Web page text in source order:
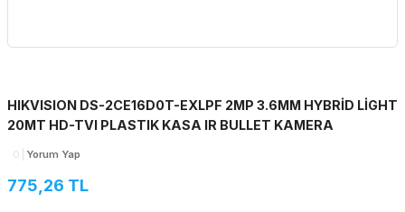
HIKVISION DS-2CE16D0T-EXLPF 2MP 3.6MM HYBRİD LİGHT
20MT HD-TVI PLASTIK KASA IR BULLET KAMERA
0 Yorum Yap
775,26 TL